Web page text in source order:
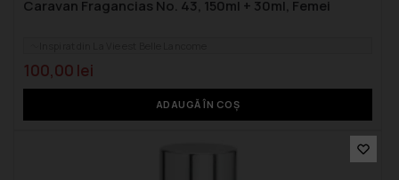
Caravan Fragancias No. 43, 150ml + 30ml, Femei
100,00 lei
ADAUGĂ ÎN COȘ